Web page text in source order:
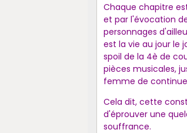
Chaque chapitre
et par l'évocation
personnages
est la vie au jour le
spoil de la 4è de
pièces musicales,
femme de
Cela dit, cette
d'éprouver une
souffrance.